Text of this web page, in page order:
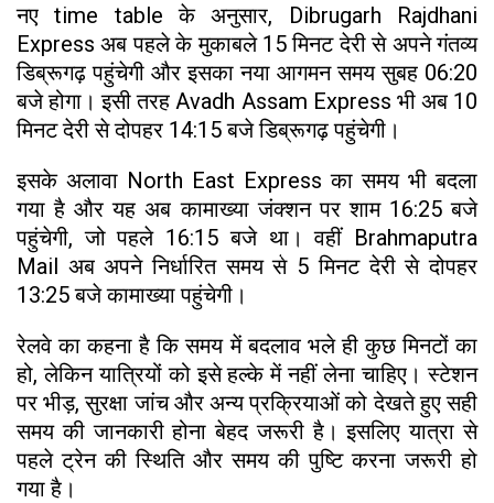
नए time table के अनुसार, Dibrugarh Rajdhani
Express अब पहले के मुकाबले 15 मिनट देरी से अपने गंतव्य
डिब्रूगढ़ पहुंचेगी और इसका नया आगमन समय सुबह 06:20
बजे होगा। इसी तरह Avadh Assam Express भी अब 10
मिनट देरी से दोपहर 14:15 बजे डिब्रूगढ़ पहुंचेगी।
इसके अलावा North East Express का समय भी बदला
गया है और यह अब कामाख्या जंक्शन पर शाम 16:25 बजे
पहुंचेगी, जो पहले 16:15 बजे था। वहीं Brahmaputra
Mail अब अपने निर्धारित समय से 5 मिनट देरी से दोपहर
13:25 बजे कामाख्या पहुंचेगी।
रेलवे का कहना है कि समय में बदलाव भले ही कुछ मिनटों का
हो, लेकिन यात्रियों को इसे हल्के में नहीं लेना चाहिए। स्टेशन
पर भीड़, सुरक्षा जांच और अन्य प्रक्रियाओं को देखते हुए सही
समय की जानकारी होना बेहद जरूरी है। इसलिए यात्रा से
पहले ट्रेन की स्थिति और समय की पुष्टि करना जरूरी हो
गया है।